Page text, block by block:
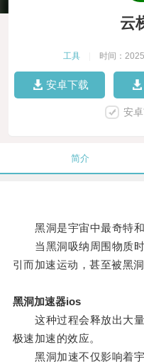
云
工具 时间：
安卓下载
安
简介
黑洞是宇宙中最奇特和
当黑洞吸纳周围物质时
引而加速运动，甚至被黑洞
黑洞加速器ios
这种过程会释放出大量
极速加速的效应。
黑洞加速不仅影响着宇